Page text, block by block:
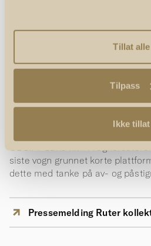
Tillat alle
Tilpass
Ikke tillat
Stasjon.
10. etappe: T-bane nr. 2
går ikke fra Majorstuen
siste vogn grunnet korte
dette med tanke på av- og
Pressemelding Ruter